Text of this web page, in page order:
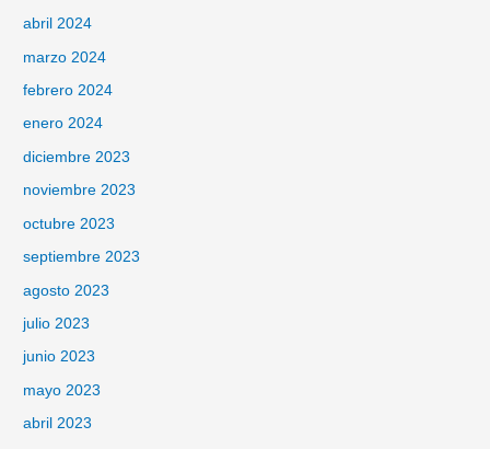
abril 2024
marzo 2024
febrero 2024
enero 2024
diciembre 2023
noviembre 2023
octubre 2023
septiembre 2023
agosto 2023
julio 2023
junio 2023
mayo 2023
abril 2023